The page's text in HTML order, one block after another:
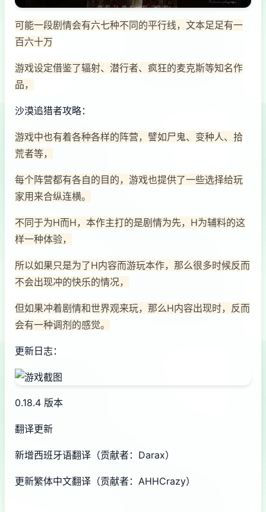
可能一段剧情会有六七种不同的平行线，文本足足有一
百六十万
游戏设定借鉴了辐射、潜行者、疯狂的麦克斯等知名作
品，
沙漠追猎者攻略：
游戏中也有着各种各样的阵营，譬如尸鬼、变种人、拾
荒者等，
每个阵营都有各自的目的，游戏也提供了一些选择给玩
家用来合纵连横。
不同于为H而H，本作主打的是剧情为先，H为辅料的这
样一种体验，
所以如果只是为了H内容而游玩本作，那么很多时候反而
不会出现冲的快乐的情况，
但如果冲着剧情和世界观来玩，那么H内容出现时，反而
会有一种调剂的感觉。
更新日志：
0.18.4 版本
翻译更新
新增西班牙语翻译（贡献者：Darax）
更新繁体中文翻译（贡献者：AHHCrazy）